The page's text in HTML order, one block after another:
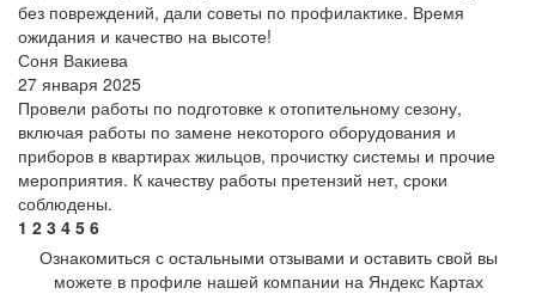
без повреждений, дали советы по профилактике. Время
ожидания и качество на высоте!
Соня Вакиева
27 января 2025
Провели работы по подготовке к отопительному сезону,
включая работы по замене некоторого оборудования и
приборов в квартирах жильцов, прочистку системы и прочие
мероприятия. К качеству работы претензий нет, сроки
соблюдены.
1 2 3 4 5 6
Ознакомиться с остальными отзывами и оставить свой вы
можете в профиле нашей компании на Яндекс Картах